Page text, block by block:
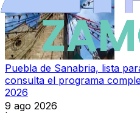
Puebla de Sanabria, lista
consulta el programa
2026
9 ago 2026